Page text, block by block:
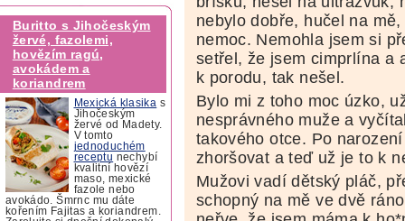
Buritto s Jihočeským
žervé, fazolemi,
hovězím ragú,
avokádem a
koriandrem
Mexická klasika s
Jihočeským
žervé od Madety.
V tomto
jednoduchém
receptu nechybí
kvalitní hovězí
maso, mexické
fazole nebo
avokádo. Šmrnc mu dáte
kořením Fajitas a koriandrem.
nebylo dobře, hučel na
nemoc. Nemohla jsem si
setřel, že jsem cimprlína a
k porodu, tak nešel.
Bylo mi z toho moc úzko,
nesprávného muže a
takového otce. Po
zhoršovat a teď už je to k
Mužovi vadí dětský pláč,
schopný na mě ve dvě